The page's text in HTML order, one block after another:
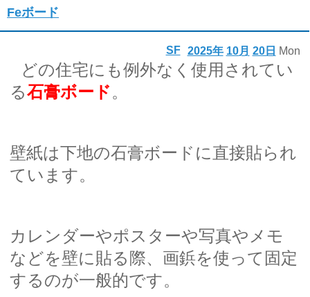
Feボード
2025年 10月 20日 Mon
SF
どの住宅にも例外なく使用されてい
る石膏ボード。
壁紙は下地の石膏ボードに直接貼られ
ています。
カレンダーやポスターや写真やメモ
などを壁に貼る際、画鋲を使って固定
するのが一般的です。